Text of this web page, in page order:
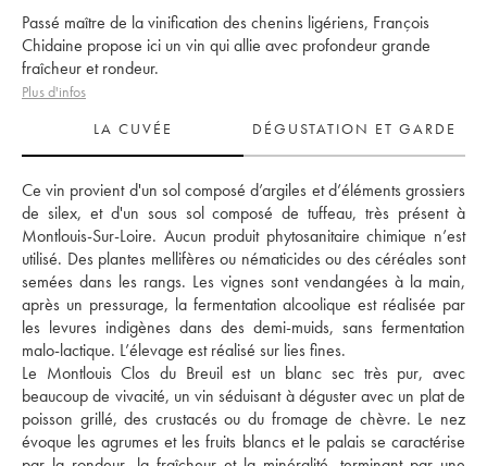
Passé maître de la vinification des chenins ligériens, François
Chidaine propose ici un vin qui allie avec profondeur grande
fraîcheur et rondeur.
Plus d'infos
LA CUVÉE
DÉGUSTATION ET GARDE
Ce vin provient d'un sol composé d’argiles et d’éléments grossiers
de silex, et d'un sous sol composé de tuffeau, très présent à
Montlouis-Sur-Loire. Aucun produit phytosanitaire chimique n’est
utilisé. Des plantes mellifères ou nématicides ou des céréales sont
semées dans les rangs. Les vignes sont vendangées à la main,
après un pressurage, la fermentation alcoolique est réalisée par
les levures indigènes dans des demi-muids, sans fermentation
malo-lactique. L’élevage est réalisé sur lies fines.
Le Montlouis Clos du Breuil est un blanc sec très pur, avec
beaucoup de vivacité, un vin séduisant à déguster avec un plat de
poisson grillé, des crustacés ou du fromage de chèvre. Le nez
évoque les agrumes et les fruits blancs et le palais se caractérise